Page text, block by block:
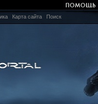
Карта сайта Поиск